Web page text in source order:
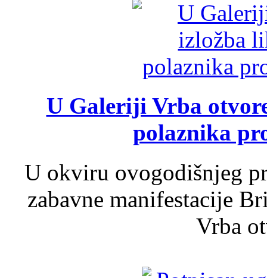
U Galeriji Vrba
polaznika
U okviru ovogodišnjeg
zabavne manifestacije
Vrba